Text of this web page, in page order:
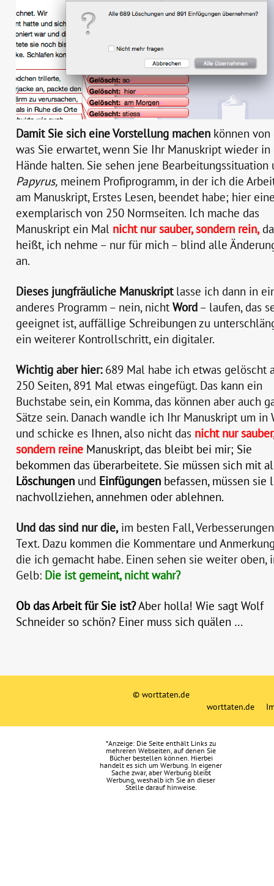
Damit Sie sich eine Vorstellung machen können von
was Sie erwartet, wenn Sie Ihr Manuskript wieder in
Hände halten. Sie sehen jene Bearbeitungssituation
Papyrus, meinem Profiprogramm, in der ich die
am Manuskript, Erstes Lesen, beendet habe; hier
exemplarisch von 250 Normseiten. Ich mache das
Manuskript ein Mal nicht nur sauber, sondern rein,
heißt, ich nehme – nur für mich – blind alle
an.
Dieses jungfräuliche Manuskriptlasse ich dann in
anderes Programm – nein, nichtWord – laufen, das
geeignet ist, auffällige Schreibungen zu
ein weiterer Kontrollschritt, ein digitaler.
Wichtig aber hier:689 Mal habe ich etwas gelöscht
250 Seiten, 891 Mal etwas eingefügt. Das kann ein
Buchstabe sein, ein Komma, das können aber auch
Sätze sein. Danach wandle ich Ihr Manuskript um in
und schicke es Ihnen, also nicht das nicht nur
sondern reine Manuskript, das bleibt bei mir; Sie
bekommen das überarbeitete. Sie müssen sich mit
Löschungen und Einfügungen befassen, müssen sie
nachvollziehen, annehmen oder ablehnen.
Und das sind nur die, im besten Fall,
Text. Dazu kommen die Kommentare und
die ich gemacht habe. Einen sehen sie weiter oben,
Gelb: Die ist gemeint, nicht wahr?
Ob das Arbeit für Sie ist?Aber holla! Wie sagt Wolf
Schneider so schön? Einer muss sich quälen …
© worttaten.de
worttaten.de
*Anzeige: Die Seite enthält Links zu
mehreren Webseiten, auf denen Sie
Bücher bestellen können. Hierbei
handelt es sich um Werbung. In eigener
Sache zwar, aber Werbung bleibt
Werbung, weshalb ich Sie an dieser
Stelle darauf hinweise.